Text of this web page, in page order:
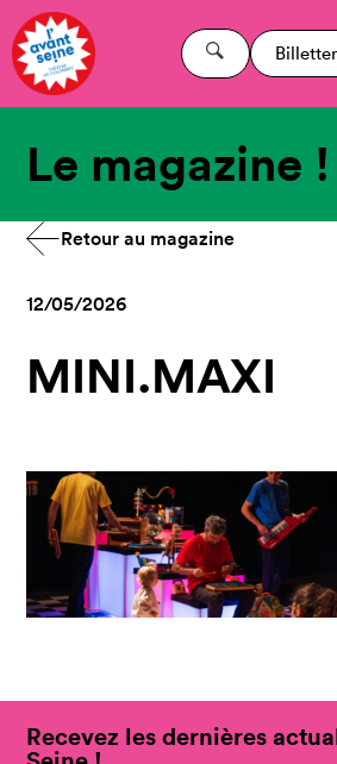
Le magazine !
Retour au magazine
12/05/2026
MINI.MAXI
Recevez les dernières